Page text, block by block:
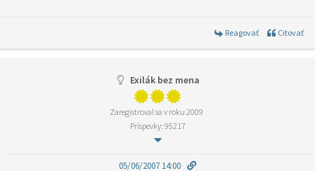
Reagovať Citovať
Exilák bez mena
Zaregistroval sa v roku 2009
Príspevky: 95217
05/06/2007 14:00